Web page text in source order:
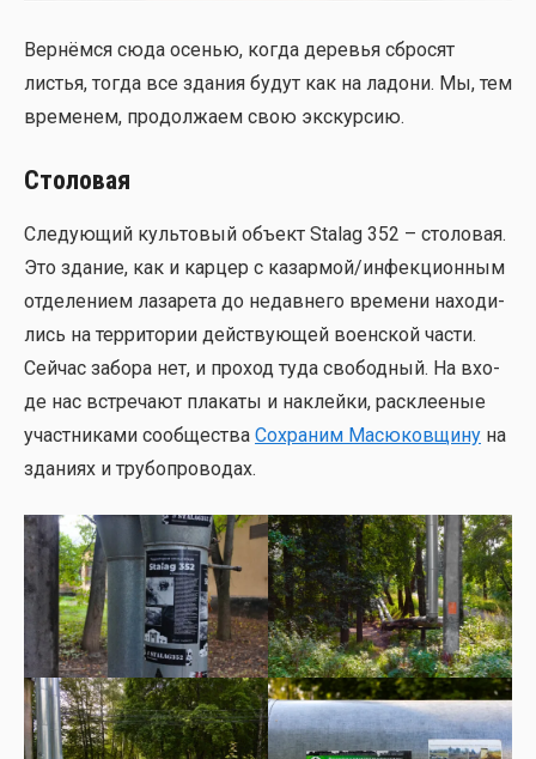
Вер­нём­ся сюда осе­нью, когда дере­вья сбро­сят
листья, тогда все зда­ния будут как на ладо­ни. Мы, тем
вре­ме­нем, про­дол­жа­ем свою экс­кур­сию.
Столовая
Сле­ду­ю­щий куль­то­вый объ­ект Stalag 352 – сто­ло­вая.
Это зда­ние, как и кар­цер с казармой/инфекционным
отде­ле­ни­ем лаза­ре­та до недав­не­го вре­ме­ни нахо­ди­
лись на тер­ри­то­рии дей­ству­ю­щей воен­ской части.
Сей­час забо­ра нет, и про­ход туда сво­бод­ный. На вхо­
де нас встре­ча­ют пла­ка­ты и наклей­ки, рас­кле­е­ные
участ­ни­ка­ми сооб­ще­ства Сохра­ним Масю­ков­щи­ну на
зда­ни­ях и тру­бо­про­во­дах.